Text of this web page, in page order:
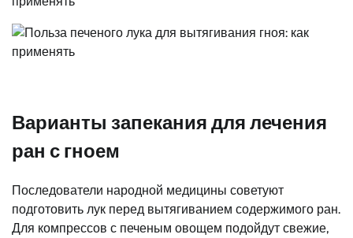
Варианты запекания для лечения
ран с гноем
Последователи народной медицины советуют
подготовить лук перед вытягиванием содержимого ран.
Для компрессов с печеным овощем подойдут свежие,